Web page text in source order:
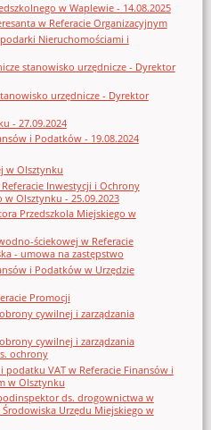
w Waplewie - 14.08.2025
w Referacie Organizacyjnym
Nieruchomościami i
stanowisko urzędnicze - Dyrektor
urzędnicze - Dyrektor
- 27.09.2024
i Podatków - 19.08.2024
w Olsztynku
Inwestycji i Ochrony
Olsztynku - 25.09.2023
Przedszkola Miejskiego w
ściekowej w Referacie
- umowa na zastępstwo
i Podatków w Urzędzie
Promocji
cywilnej i zarządzania
cywilnej i zarządzania
ochrony
VAT w Referacie Finansów i
w Olsztynku
ds. drogownictwa w
Urzędu Miejskiego w